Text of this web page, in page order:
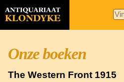
Onze boeken
The Western Front 1915